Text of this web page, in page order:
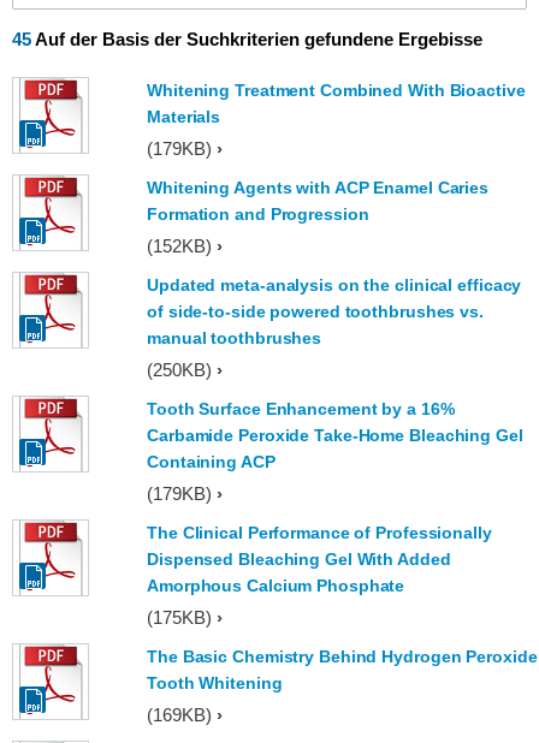
45Auf der Basis der Suchkriterien gefundene Ergebisse
Whitening Treatment Combined With Bioactive
Materials
(179KB)
Whitening Agents with ACP Enamel Caries
Formation and Progression
(152KB)
Updated meta-analysis on the clinical efficacy
of side-to-side powered toothbrushes vs.
manual toothbrushes
(250KB)
Tooth Surface Enhancement by a 16%
Carbamide Peroxide Take-Home Bleaching Gel
Containing ACP
(179KB)
The Clinical Performance of Professionally
Dispensed Bleaching Gel With Added
Amorphous Calcium Phosphate
(175KB)
The Basic Chemistry Behind Hydrogen Peroxide
Tooth Whitening
(169KB)